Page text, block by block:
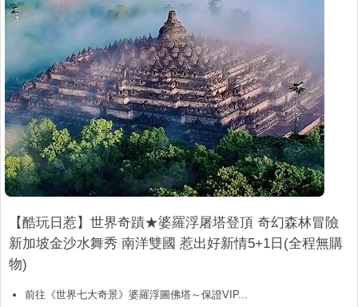
【酷玩日惹】世界奇蹟★婆羅浮屠塔登頂 奇幻森林冒險
新加坡金沙水舞秀 南洋雙國 惹出好新情5+1日(全程無購
物)
前往《世界七大奇景》婆羅浮圖佛塔～保證VIP...